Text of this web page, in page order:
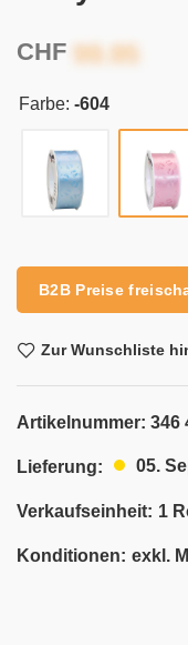
CHF
Farbe: -604
B2B Preise
Zur Wunschliste
Artikelnummer: 346
Lieferung: 05.
Verkaufseinheit: 1
Konditionen: exkl.